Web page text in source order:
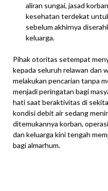
aliran sungai, jasad
kesehatan terdekat
sebelum akhirnya
keluarga.
Pihak otoritas setempat
kepada seluruh relawan dan
melakukan pencarian tanpa
menjadi peringatan bagi
hati saat beraktivitas di
kondisi debit air sedang
ditemukannya korban,
dan keluarga kini tengah
bagi almarhum.